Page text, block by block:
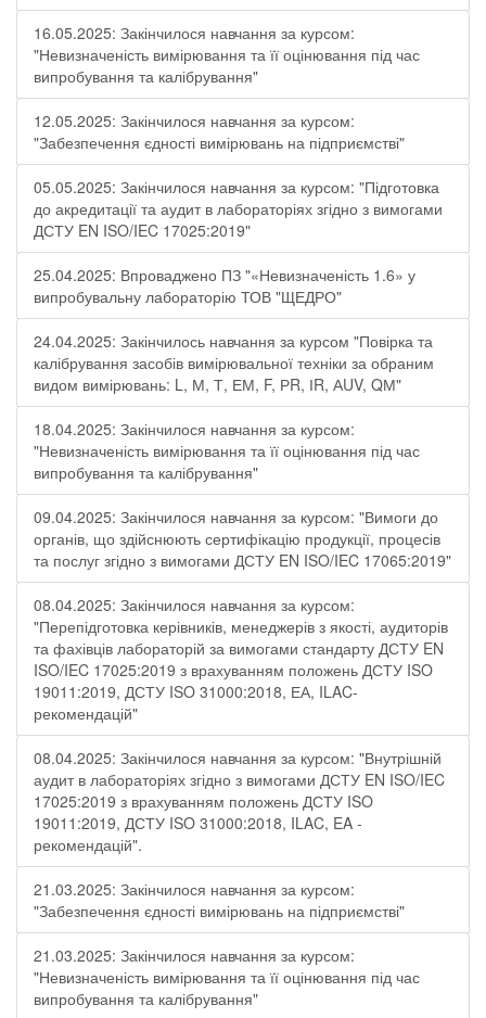
16.05.2025: Закінчилося навчання за курсом:
"Невизначеність вимірювання та її оцінювання під час
випробування та калібрування"
12.05.2025: Закінчилося навчання за курсом:
"Забезпечення єдності вимірювань на підприємстві"
05.05.2025: Закінчилося навчання за курсом: "Підготовка
до акредитації та аудит в лабораторіях згідно з вимогами
ДСТУ EN ISO/IEC 17025:2019"
25.04.2025: Впроваджено ПЗ "«Невизначеність 1.6» у
випробувальну лабораторію ТОВ "ЩЕДРО"
24.04.2025: Закінчилось навчання за курсом "Повірка та
калібрування засобів вимірювальної техніки за обраним
видом вимірювань: L, М, Т, ЕМ, F, РR, ІR, АUV, QМ"
18.04.2025: Закінчилося навчання за курсом:
"Невизначеність вимірювання та її оцінювання під час
випробування та калібрування"
09.04.2025: Закінчилося навчання за курсом: "Вимоги до
органів, що здійснюють сертифікацію продукції, процесів
та послуг згідно з вимогами ДСТУ EN ISO/IEC 17065:2019"
08.04.2025: Закінчилося навчання за курсом:
"Перепідготовка керівників, менеджерів з якості, аудиторів
та фахівців лабораторій за вимогами стандарту ДСТУ EN
ISO/IEC 17025:2019 з врахуванням положень ДСТУ ISO
19011:2019, ДСТУ ISO 31000:2018, ЕА, ILAC-
рекомендацій"
08.04.2025: Закінчилося навчання за курсом: "Внутрішній
аудит в лабораторіях згідно з вимогами ДСТУ EN ISO/IEC
17025:2019 з врахуванням положень ДСТУ ISO
19011:2019, ДСТУ ISO 31000:2018, ILAC, EA -
рекомендацій".
21.03.2025: Закінчилося навчання за курсом:
"Забезпечення єдності вимірювань на підприємстві"
21.03.2025: Закінчилося навчання за курсом:
"Невизначеність вимірювання та її оцінювання під час
випробування та калібрування"